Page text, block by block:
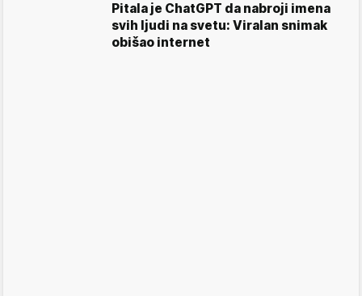
Pitala je ChatGPT da nabroji imena
svih ljudi na svetu: Viralan snimak
obišao internet